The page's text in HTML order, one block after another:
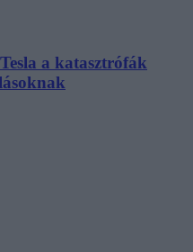
a katasztrófák